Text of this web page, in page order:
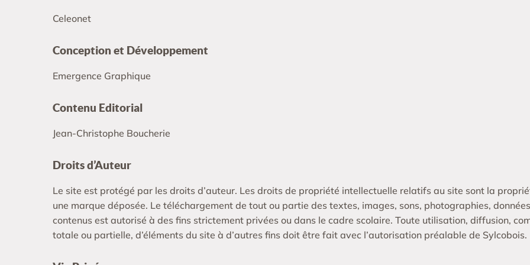
Celeonet
Conception et Développement
Emergence Graphique
Contenu Editorial
Jean-Christophe Boucherie
Droits d’Auteur
Le site est protégé par les droits d’auteur. Les droits de propriété intellectuelle relatifs au site sont la
une marque déposée. Le téléchargement de tout ou partie des textes, images, sons, photographies,
contenus est autorisé à des fins strictement privées ou dans le cadre scolaire. Toute utilisation, diffusion,
totale ou partielle, d’éléments du site à d’autres fins doit être fait avec l’autorisation préalable de Sylcobois.